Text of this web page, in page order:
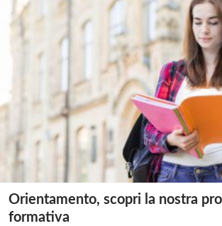
Orientamento, scopri la nostra
formativa